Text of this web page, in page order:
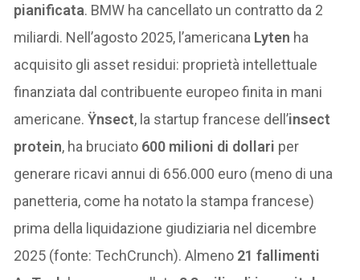
pianificata. BMW ha cancellato un contratto da 2
miliardi. Nell’agosto 2025, l’americana Lyten ha
acquisito gli asset residui: proprietà intellettuale
finanziata dal contribuente europeo finita in mani
americane.Ÿnsect, la startup francese dell’insect
protein, ha bruciato 600 milioni di dollari per
generare ricavi annui di 656.000 euro (meno di una
panetteria, come ha notato la stampa francese)
prima della liquidazione giudiziaria nel dicembre
2025 (fonte: TechCrunch). Almeno 21 fallimenti